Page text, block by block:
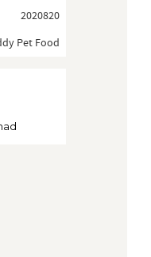
2020820
Pet Food